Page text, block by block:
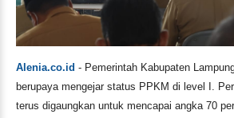
Alenia.co.id - Pemerintah Kabupaten
berupaya mengejar status PPKM di level I.
terus digaungkan untuk mencapai angka 70